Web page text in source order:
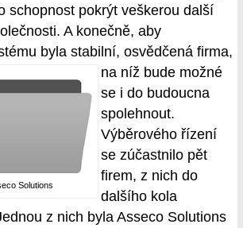
schopnost pokrýt veškerou další
A konečně, aby
byla
Solutions
stabilní, osvědčená firma,
na níž bude možné
se i do budoucna
spolehnout.
Výběrového řízení
se zúčastnilo pět
firem, z nich do
dalšího kola
z nich byla Asseco Solutions